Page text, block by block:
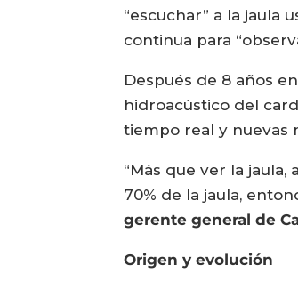
“escuchar” a la
continua para
Después de 8 años
hidroacústico del
tiempo real y nuevas
“Más que ver la
70% de la jaula,
gerente general de
Origen y evolución